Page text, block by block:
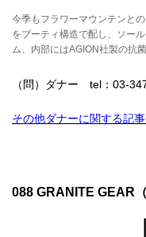
今季もフラワーマウンテンと
をブーティ構造で配し、ソー
ム、内部にはAGION社製の抗
（問）ダナー tel：03-
その他ダナーに関する記
088 GRANITE GEAR